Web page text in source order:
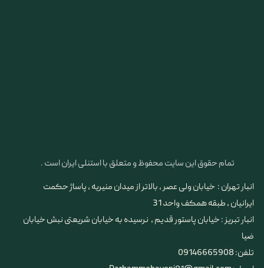
تمام حقوق این سایت محفوظ و متعلق با استنلی ایران است .
انبار تهران : خیابان ولی عصر ، بالاتر از میدان منیریه ، پاساژ حکمت
ایرانیان ، طبقه همکف واحد 31
​​​​​​​انبار تبریز : خیابان پاستور قدیم ، نرسیده به خیابان شریعتی نبش خیابان
ضیا
تلفن: 09146665908